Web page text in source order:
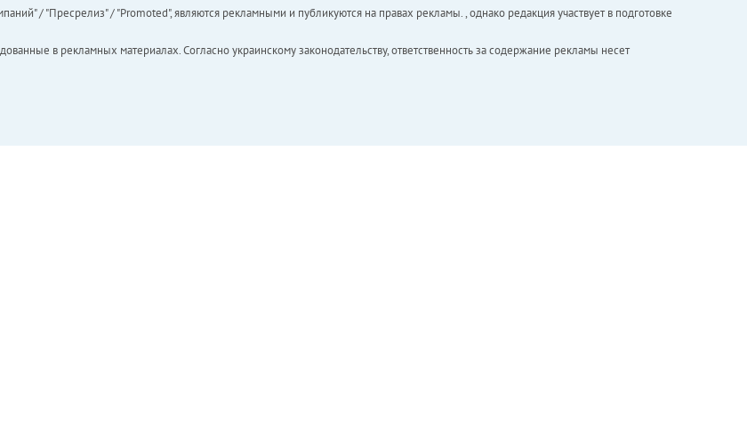
/ "Пресрелиз" / "Promoted", являются рекламными и публикуются на правах рекламы. , однако редакция участвует в подготовке
в рекламных материалах. Согласно украинскому законодательству, ответственность за содержание рекламы несет